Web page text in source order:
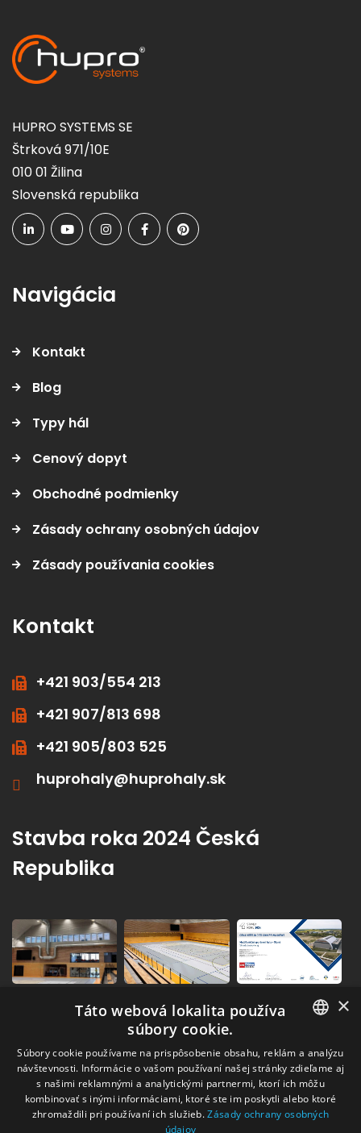
HUPRO SYSTEMS SE
Štrková 971/10E
010 01 Žilina
Slovenská republika
Navigácia
Kontakt
Blog
Typy hál
Cenový dopyt
Obchodné podmienky
Zásady ochrany osobných údajov
Zásady používania cookies
Kontakt
+421 903/554 213
+421 907/813 698
+421 905/803 525
huprohaly@huprohaly.sk
Stavba roka 2024 Česká
Republika
SLOVAK
×
Táto webová lokalita používa
súbory cookie.
Súbory cookie používame na prispôsobenie obsahu, reklám a analýzu
návštevnosti. Informácie o vašom používaní našej stránky zdieľame aj
s našimi reklamnými a analytickými partnermi, ktorí ich môžu
kombinovať s inými informáciami, ktoré ste im poskytli alebo ktoré
zhromaždili pri používaní ich služieb. Zásady ochrany osobných
údajov